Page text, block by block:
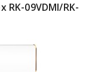
09VDMI/RK-